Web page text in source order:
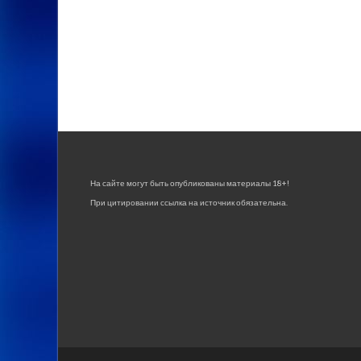
На сайте могут быть опубликованы материалы 18+!
При цитировании ссылка на источник обязательна.